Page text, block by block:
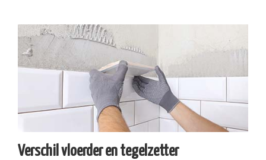
Verschil vloerder en tegelzetter